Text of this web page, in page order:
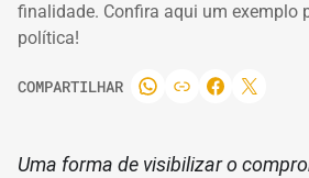
finalidade. Confira aqui um exemplo
política!
COMPARTILHAR
Uma forma de visibilizar o